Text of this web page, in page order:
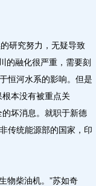
研究努力，无疑导致
的融化很严重，需要刻
恒河水系的影响。但是
本没有被重点关
坏消息。就职于新德
传统能源部的国家，印
物柴油机。”苏如奇